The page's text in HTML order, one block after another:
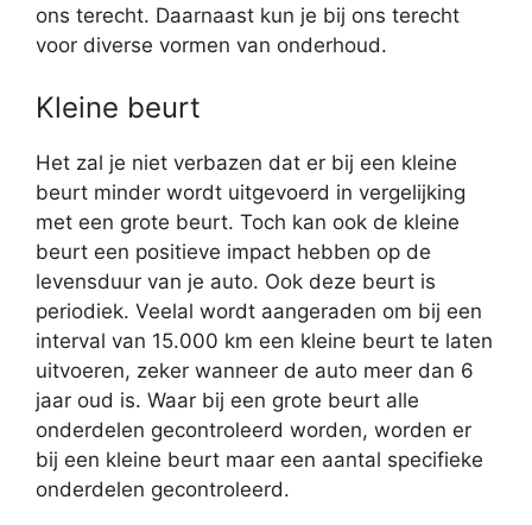
ons terecht. Daarnaast kun je bij ons terecht
voor diverse vormen van onderhoud.
Kleine beurt
Het zal je niet verbazen dat er bij een kleine
beurt minder wordt uitgevoerd in vergelijking
met een grote beurt. Toch kan ook de kleine
beurt een positieve impact hebben op de
levensduur van je auto. Ook deze beurt is
periodiek. Veelal wordt aangeraden om bij een
interval van 15.000 km een kleine beurt te laten
uitvoeren, zeker wanneer de auto meer dan 6
jaar oud is. Waar bij een grote beurt alle
onderdelen gecontroleerd worden, worden er
bij een kleine beurt maar een aantal specifieke
onderdelen gecontroleerd.